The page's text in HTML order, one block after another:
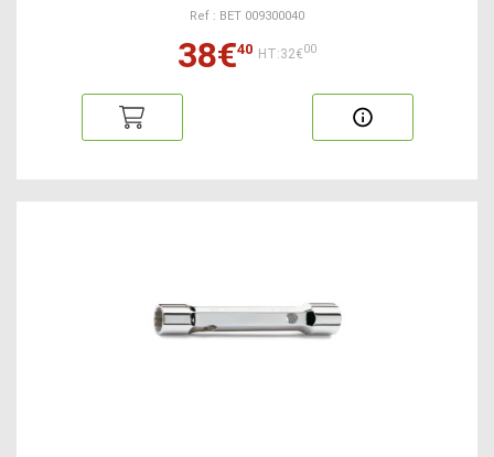
Ref : BET 009300040
38€40 HT:32€00